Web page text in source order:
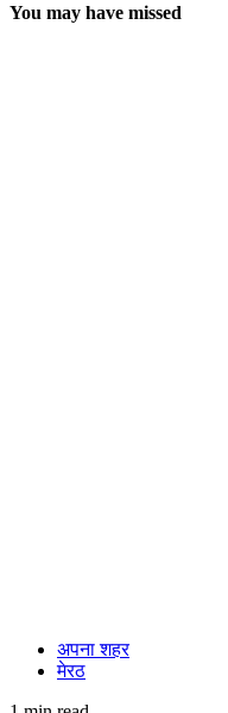
You may have missed
अपना शहर
मेरठ